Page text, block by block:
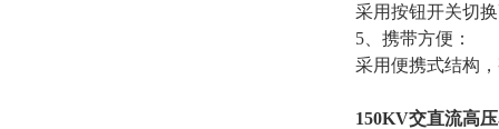
采用按钮开关切
5、携带方便：
采用便携式结构
150KV交直流高